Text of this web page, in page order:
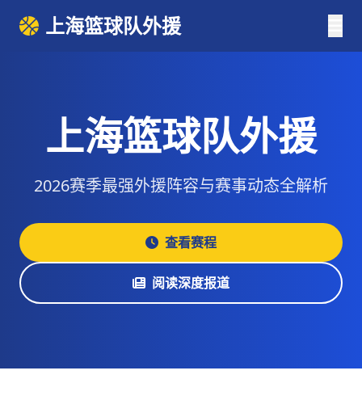
上海篮球队外援
上海篮球队外援
2026赛季最强外援阵容与赛事动态全解析
查看赛程
阅读深度报道